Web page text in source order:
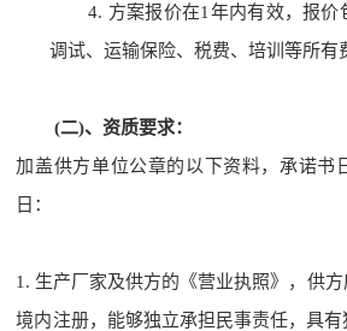
4. 方案报价在1年内有效，报价
调试、运输保险、税费、培训等所有
(二)、资质要求：
加盖供方单位公章的以下资料，承诺书
日：
1. 生产厂家及供方的《营业执照》，供
境内注册，能够独立承担民事责任，具